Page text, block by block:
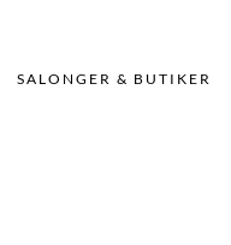
SALONGER & BUTIKER